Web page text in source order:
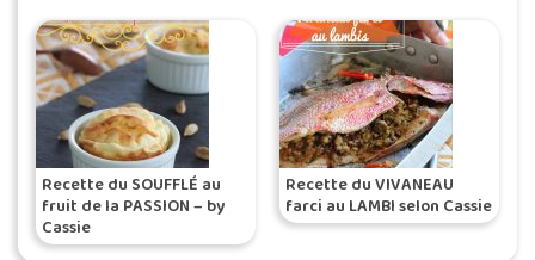
Recette du SOUFFLÉ au
fruit de la PASSION – by
Cassie
Recette du VIVANEAU
farci au LAMBI selon Cassie